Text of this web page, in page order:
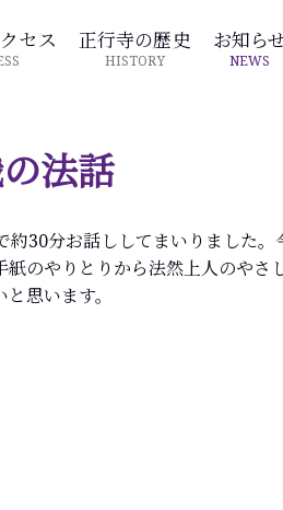
セス 正行寺の歴史
HISTORY
お知ら
NEWS
法話
30分お話ししてまいりました。
のやりとりから法然上人のやさ
思います。